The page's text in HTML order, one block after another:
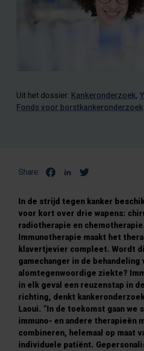
Uit het dossier: Kankeronderzoek
Fonds voor borstkankeronderzoek
Share:
In de strijd tegen kanker
voor kort over drie wapens:
radiotherapie en
Immunotherapie maakt het
klavertjevier compleet. Wordt
gamechanger in de behandeling
alomtegenwoordige ziekte?
in elk geval een reuzenstap in
richting, denkt
Laoui. “In de toekomst gaan we
immuno- en andere therapieën
combineren, helemaal op maat
individuele patiënt.